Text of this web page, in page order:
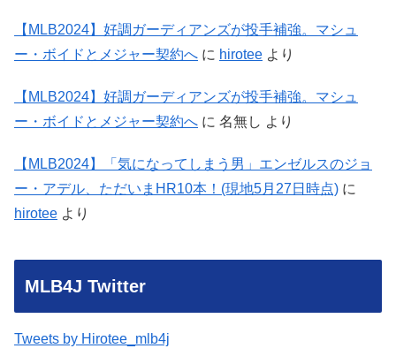
【MLB2024】好調ガーディアンズが投手補強。マシュ
ー・ボイドとメジャー契約へ に hirotee より
【MLB2024】好調ガーディアンズが投手補強。マシュ
ー・ボイドとメジャー契約へ に 名無し より
【MLB2024】「気になってしまう男」エンゼルスのジョ
ー・アデル、ただいまHR10本！(現地5月27日時点) に
hirotee より
MLB4J Twitter
Tweets by Hirotee_mlb4j